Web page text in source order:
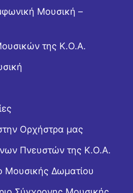
Μουσική –
της Κ.Ο.Α.
Ορχήστρα μας
Πνευστών της Κ.Ο.Α.
Μουσικής Δωματίου